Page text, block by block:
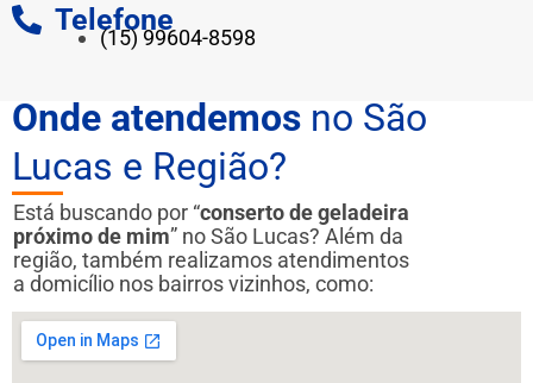
Telefone
(15) 99604-8598
Onde atendemos no São
Lucas e Região?
Está buscando por “conserto de geladeira
próximo de mim” no São Lucas? Além da
região, também realizamos atendimentos
a domicílio nos bairros vizinhos, como: